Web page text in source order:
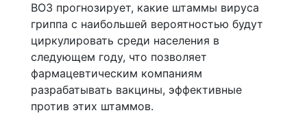
ВОЗ прогнозирует, какие штаммы вируса
гриппа с наибольшей вероятностью будут
циркулировать среди населения в
следующем году, что позволяет
фармацевтическим компаниям
разрабатывать вакцины, эффективные
против этих штаммов.